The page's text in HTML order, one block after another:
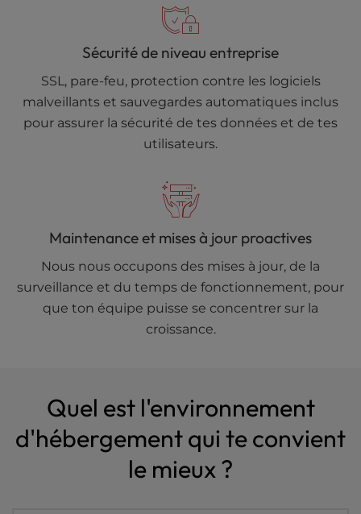
Sécurité de niveau entreprise
SSL, pare-feu, protection contre les logiciels
malveillants et sauvegardes automatiques inclus
pour assurer la sécurité de tes données et de tes
utilisateurs.
Maintenance et mises à jour proactives
Nous nous occupons des mises à jour, de la
surveillance et du temps de fonctionnement, pour
que ton équipe puisse se concentrer sur la
croissance.
Quel est l'environnement
d'hébergement qui te convient
le mieux ?